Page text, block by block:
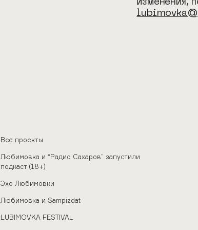
изменения,
Все проекты
Любимовка и “Радио Сахаров” запустили
подкаст (18+)
Эхо Любимовки
Любимовка и Sampizdat
LUBIMOVKA FESTIVAL